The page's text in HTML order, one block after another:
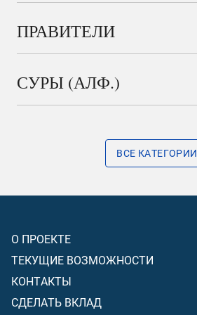
ПРАВИТЕЛИ
СУРЫ (АЛФ.)
ВСЕ КАТЕГОРИИ
О ПРОЕКТЕ
ТЕКУЩИЕ ВОЗМОЖНОСТИ
КОНТАКТЫ
СДЕЛАТЬ ВКЛАД